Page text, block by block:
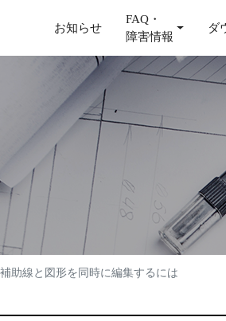
お知らせ
FAQ・
障害情報
ダ
補助線と図形を同時に編集するには